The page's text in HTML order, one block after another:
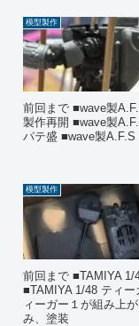
模型製作
前回まで ■wave製
製作再開 ■wave製
パテ盛 ■wave製
模型製作
前回まで ■TAMIYA
■TAMIYA 1/48 ティ
ィーガー１が組み上
み、塗装